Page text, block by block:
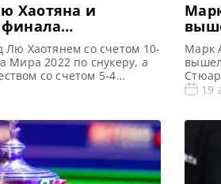
Хаотяна и
финала
2022
Лю Хаотянем со счетом 10-
Мира 2022 по снукеру, а
со счетом 5-4
Хигинса, сообщает
[…]
Марк
Лю 19